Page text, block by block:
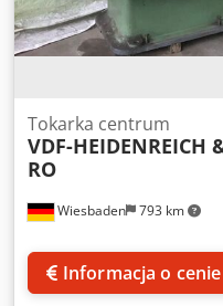
Wiesbaden 793 km
Tokarka centrum
VDF-HEIDENREICH
RO
Informacja o cenie